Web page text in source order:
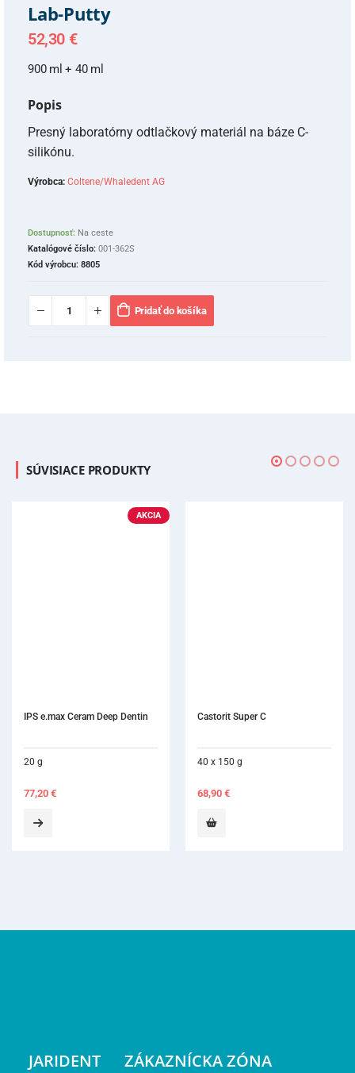
Lab-Putty
52,30 €
900 ml + 40 ml
Popis
Presný laboratórny odtlačkový materiál na báze C-
silikónu.
Výrobca: Coltene/Whaledent AG
Dostupnosť: Na ceste
Katalógové číslo: 001-362S
Kód výrobcu: 8805
Pridať do košíka
SÚVISIACE PRODUKTY
AKCIA
IPS e.max Ceram Deep Dentin
20 g
77,20 €
Castorit Super C
40 x 150 g
68,90 €
JARIDENT ZÁKAZNÍCKA ZÓNA